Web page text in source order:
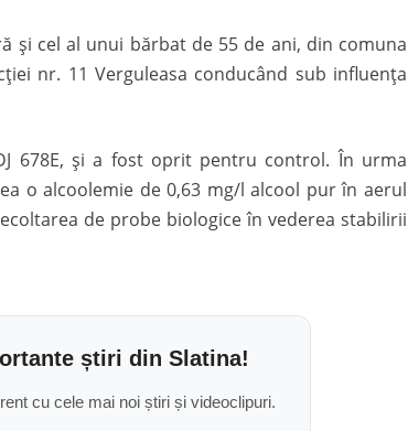
și cel al unui bărbat de 55 de ani, din comuna
nr. 11 Verguleasa conducând sub influența
678E, și a fost oprit pentru control. În urma
o alcoolemie de 0,63 mg/l alcool pur în aerul
de probe biologice în vederea stabilirii
știri din Slatina!
cu cele mai noi știri și videoclipuri.